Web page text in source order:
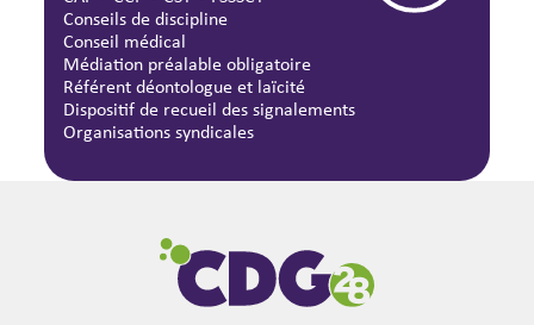
Conseils de discipline
Conseil médical
Médiation préalable obligatoire
Référent déontologue et laïcité
Dispositif de recueil des signalements
Organisations syndicales